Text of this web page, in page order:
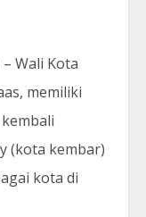
– Wali Kota
memiliki
(kota kembar)
kota di